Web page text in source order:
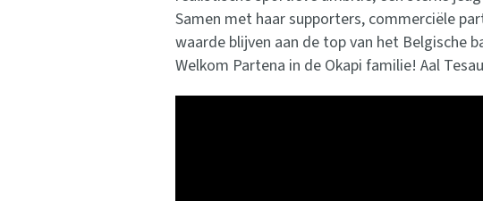
Samen met haar supporters, commerciële
waarde blijven aan de top van het Belgische
Welkom Partena in de Okapi familie! Aal